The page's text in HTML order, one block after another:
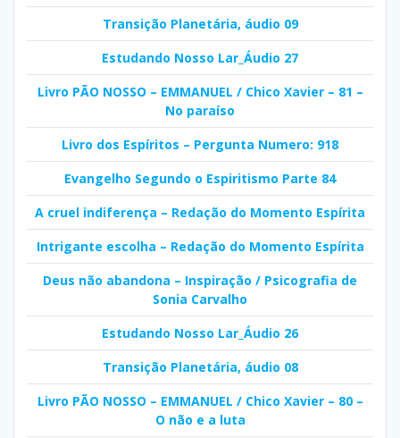
Transição Planetária, áudio 09
Estudando Nosso Lar_Áudio 27
Livro PÃO NOSSO – EMMANUEL / Chico Xavier – 81 –
No paraíso
Livro dos Espíritos – Pergunta Numero: 918
Evangelho Segundo o Espiritismo Parte 84
A cruel indiferença – Redação do Momento Espírita
Intrigante escolha – Redação do Momento Espírita
Deus não abandona – Inspiração / Psicografia de
Sonia Carvalho
Estudando Nosso Lar_Áudio 26
Transição Planetária, áudio 08
Livro PÃO NOSSO – EMMANUEL / Chico Xavier – 80 –
O não e a luta